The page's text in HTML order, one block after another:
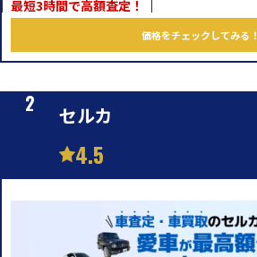
最短3時間で高額査定！
価格をチェックしてみる！
セルカ
4.5